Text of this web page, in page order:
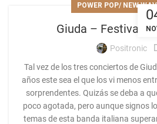
POWER POP/ NEW
Giuda – Festival
Positronic
Tal vez de los tres conciertos de
años este sea el que los vi menos
sorprendentes. Quizás se deba a
poco agotada, pero aunque signos
temas de esta banda italiana